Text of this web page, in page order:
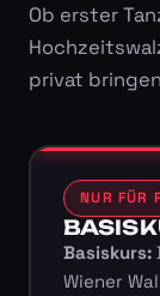
Ob erster
privat
NUR FÜR
Basiskurs:
Wiener